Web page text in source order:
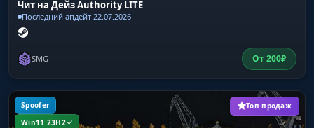
Чит на Дейз Authority LITE
Последний апдейт 22.07.2026
SMG От200₽
Spoofer
Win11 23H2
Топ продаж